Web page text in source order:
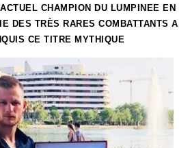
CHAMPION DU LUMPINEE EN
DES TRÈS RARES COMBATTANTS A
CE TITRE MYTHIQUE